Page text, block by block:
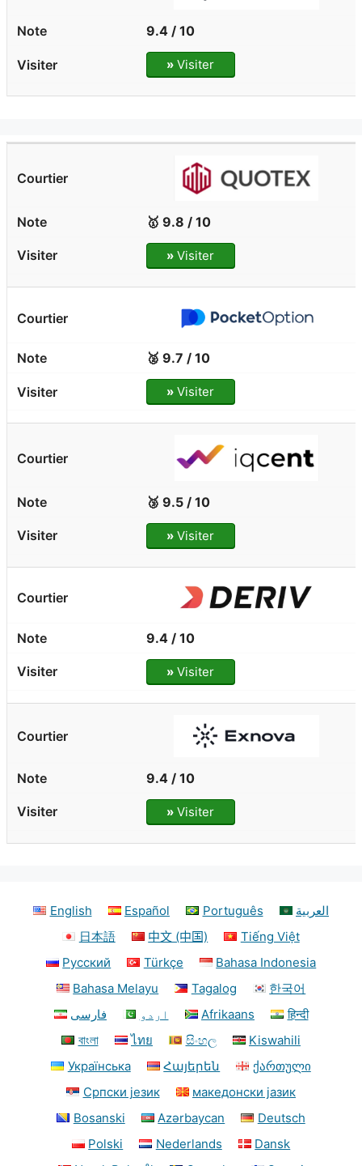
9.4 / 10
» Visiter
🥇 9.8 / 10
» Visiter
🥈 9.7 / 10
» Visiter
🥉 9.5 / 10
» Visiter
9.4 / 10
» Visiter
9.4 / 10
» Visiter
English Español Português
العربية
日本語
中文 (中国)
Tiếng Việt
Русский
Türkçe
Bahasa Indonesia
Bahasa Melayu
Tagalog
한국어
فارسی
اردو Afrikaans
हिन्दी
বাংলা
ไทย සිංහල
Kiswahili
Українська
Հայերեն
ქართული
Српски језик
македонски јазик
Bosanski
Azərbaycan
Deutsch
Polski
Nederlands
Dansk